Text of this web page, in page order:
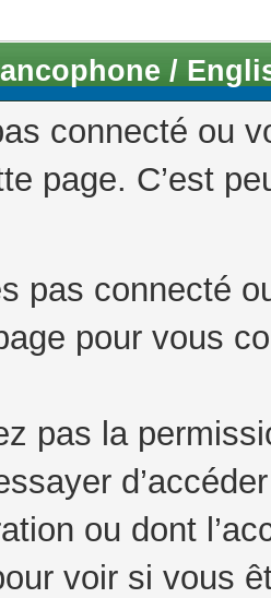
/
connecté ou
page. C’est
pas connecté
pour vous
pas la
ou dont
voir si vous